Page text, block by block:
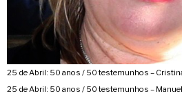
25 de Abril: 50 anos / 50 testemunhos –
25 de Abril: 50 anos / 50 testemunhos –